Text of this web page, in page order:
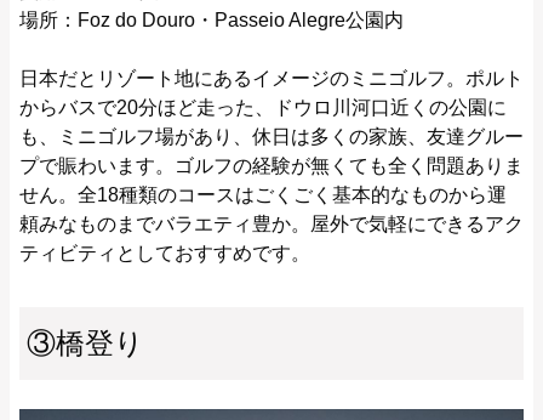
場所：Foz do Douro・Passeio Alegre公園内
日本だとリゾート地にあるイメージのミニゴルフ。ポルト
からバスで20分ほど走った、ドウロ川河口近くの公園に
も、ミニゴルフ場があり、休日は多くの家族、友達グルー
プで賑わいます。ゴルフの経験が無くても全く問題ありま
せん。全18種類のコースはごくごく基本的なものから運
頼みなものまでバラエティ豊か。屋外で気軽にできるアク
ティビティとしておすすめです。
③橋登り